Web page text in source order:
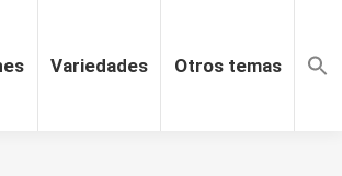
Variedades Otros temas